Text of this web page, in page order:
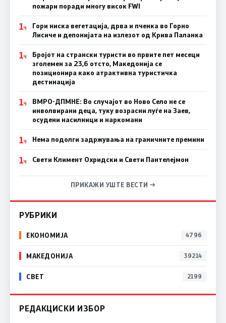
пожари поради многу висок FWI
1Ч
Гори ниска вегетација, дрва и пченка во Горно
Лисиче и депонијата на излезот од Крива Паланка
1Ч
Бројот на странски туристи во првите пет месеци
зголемен за 23,6 отсто, Македонија се
позиционира како атрактивна туристичка
дестинација
1Ч
ВМРО-ДПМНЕ: Во случајот во Ново Село не се
инволвирани деца, туку возрасни луѓе на Заев,
осудени насилници и наркомани
1Ч Нема подолги задржувања на граничните премини
1Ч Свети Климент Охридски и Свети Пантелејмон
ПРИКАЖИ УШТЕ ВЕСТИ →
РУБРИКИ
ЕКОНОМИЈА 4796
МАКЕДОНИЈА 39214
СВЕТ 2199
РЕДАКЦИСКИ ИЗБОР